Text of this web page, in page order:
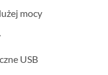
mocy
USB